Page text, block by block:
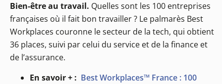
Bien-être au travail. Quelles sont les 100 entreprises
françaises où il fait bon travailler ? Le palmarès Best
Workplaces couronne le secteur de la tech, qui obtient
36 places, suivi par celui du service et de la finance et
de l’assurance.
En savoir + : Best Workplaces™ France : 100